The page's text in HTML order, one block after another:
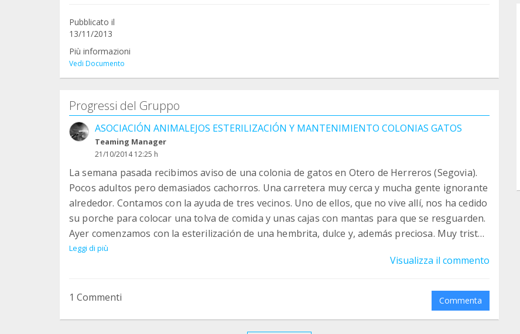
Pubblicato il
13/11/2013
Più informazioni
Vedi Documento
Progressi del Gruppo
ASOCIACIÓN ANIMALEJOS ESTERILIZACIÓN Y MANTENIMIENTO COLONIAS GATOS
Teaming Manager
21/10/2014 12:25 h
La semana pasada recibimos aviso de una colonia de gatos en Otero de Herreros (Segovia).
Pocos adultos pero demasiados cachorros. Una carretera muy cerca y mucha gente ignorante
alrededor. Contamos con la ayuda de tres vecinos. Uno de ellos, que no vive allí, nos ha cedido
su porche para colocar una tolva de comida y unas cajas con mantas para que se resguarden.
Ayer comenzamos con la esterilización de una hembrita, dulce y, además preciosa. Muy triste
que haya tenido que volver a la calle... Espero que tenga suerte y podamos encontrar una
Leggi di più
Visualizza il commento
1 Commenti Commenta